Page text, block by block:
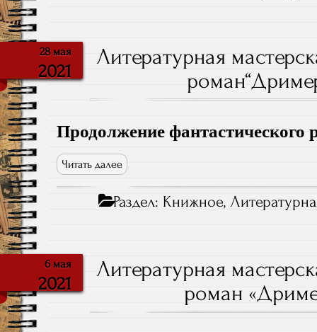
28 мая
2021
Литературная
Продолжение фантастического
Читать далее
Раздел: Книжное,
6 мая
2021
Литературная
роман